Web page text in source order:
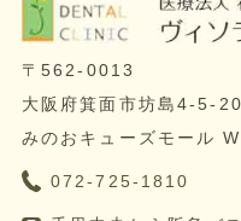
〒562-0013
大阪府箕面市坊島4-5-20
みのおキューズモール
072-725-1810